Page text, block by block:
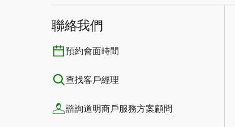
聯絡我們
預約會面時間
查找客戶經理
諮詢道明商戶服務方案顧問